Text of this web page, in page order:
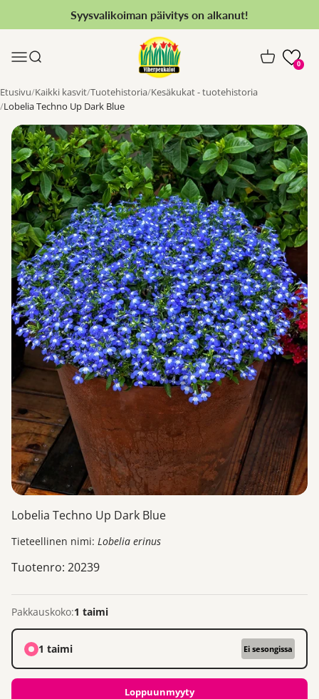
Siirry sisältöönSyysvalikoiman päivitys on alkanut!
Valikko
Haku
Viherpeukalot.fi
Ostoskori
0
Etusivu Kaikki kasvit Tuotehistoria Kesäkukat - tuotehistoria
Lobelia Techno Up Dark Blue
Lobelia Techno Up Dark Blue
Tieteellinen nimi: Lobelia erinus
Tuotenro: 20239
Pakkauskoko:1 taimi
1 taimi Ei sesongissa
Loppuunmyyty